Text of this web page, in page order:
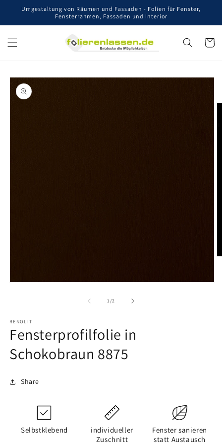
zum
Umgestaltung von Räumen und Fassaden - Folien für Fenster,
Fensterrahmen, Fassaden und Interior
1/von
2
RENOLIT
Fensterprofilfolie in
Schokobraun 8875
Share
Selbstklebend
individueller
Zuschnitt
Fenster sanieren
statt Austausch